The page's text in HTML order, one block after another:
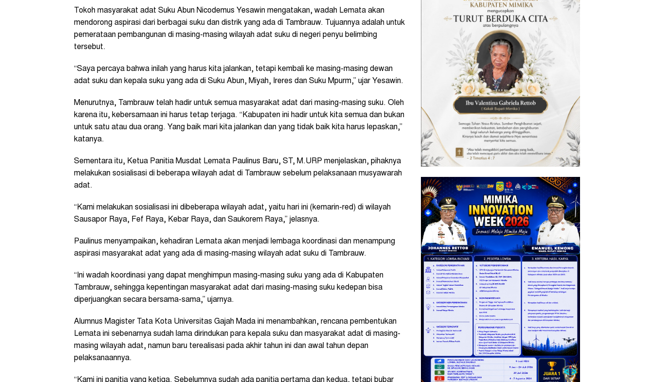
Tokoh masyarakat adat Suku Abun Nicodemus Yesawin mengatakan, wadah Lemata akan
mendorong aspirasi dari berbagai suku dan distrik yang ada di Tambrauw. Tujuannya adalah untuk
pemerataan pembangunan di masing-masing wilayah adat suku di negeri penyu belimbing
tersebut.
“Saya percaya bahwa inilah yang harus kita jalankan, tetapi kembali ke masing-masing dewan
adat suku dan kepala suku yang ada di Suku Abun, Miyah, Ireres dan Suku Mpurm,” ujar Yesawin.
Menurutnya, Tambrauw telah hadir untuk semua masyarakat adat dari masing-masing suku. Oleh
karena itu, kebersamaan ini harus tetap terjaga. “Kabupaten ini hadir untuk kita semua dan bukan
untuk satu atau dua orang. Yang baik mari kita jalankan dan yang tidak baik kita harus lepaskan,”
katanya.
Sementara itu, Ketua Panitia Musdat Lemata Paulinus Baru, ST, M.URP menjelaskan, pihaknya
melakukan sosialisasi di beberapa wilayah adat di Tambrauw sebelum pelaksanaan musyawarah
adat.
“Kami melakukan sosialisasi ini dibeberapa wilayah adat, yaitu hari ini (kemarin-red) di wilayah
Sausapor Raya, Fef Raya, Kebar Raya, dan Saukorem Raya,” jelasnya.
Paulinus menyampaikan, kehadiran Lemata akan menjadi lembaga koordinasi dan menampung
aspirasi masyarakat adat yang ada di masing-masing wilayah adat suku di Tambrauw.
“Ini wadah koordinasi yang dapat menghimpun masing-masing suku yang ada di Kabupaten
Tambrauw, sehingga kepentingan masyarakat adat dari masing-masing suku kedepan bisa
diperjuangkan secara bersama-sama,” ujarnya.
Alumnus Magister Tata Kota Universitas Gajah Mada ini menambahkan, rencana pembentukan
Lemata ini sebenarnya sudah lama dirindukan para kepala suku dan masyarakat adat di masing-
masing wilayah adat, namun baru terealisasi pada akhir tahun ini dan awal tahun depan
pelaksanaannya.
“Kami ini panitia yang ketiga. Sebelumnya sudah ada panitia pertama dan kedua, tetapi bubar